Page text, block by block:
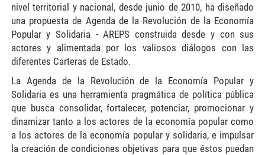
nivel territorial y nacional, desde junio de 2010, ha diseñado
una propuesta de Agenda de la Revolución de la Economía
Popular y Solidaria - AREPS construida desde y con sus
actores y alimentada por los valiosos diálogos con las
diferentes Carteras de Estado.
La Agenda de la Revolución de la Economía Popular y
Solidaria es una herramienta pragmática de política pública
que busca consolidar, fortalecer, potenciar, promocionar y
dinamizar tanto a los actores de la economía popular como
a los actores de la economía popular y solidaria, e impulsar
la creación de condiciones objetivas para que éstos puedan